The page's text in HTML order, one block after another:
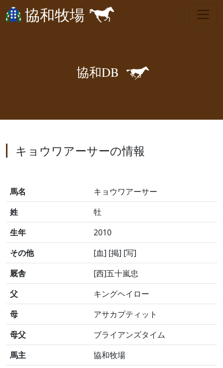
協和牧場
協和DB 🐎
キョウワアーサーの情報
馬名
キョウワアーサー
姓
牡
生年
2010
その他
[血] [掲] [写]
厩舎
[西]五十嵐忠
父
キングヘイロー
母
アサカプティット
母父
ブライアンズタイム
馬主
協和牧場